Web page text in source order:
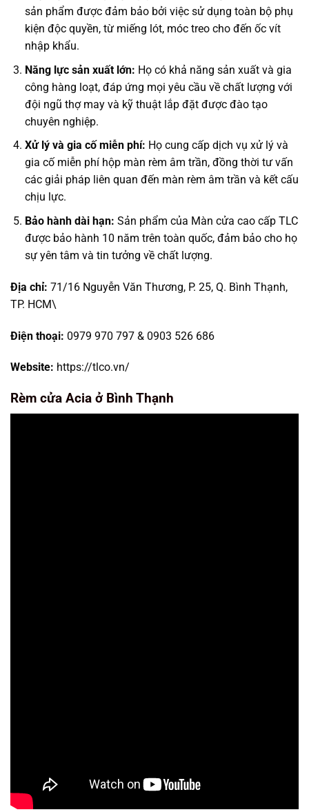
sản phẩm được đảm bảo bởi việc sử dụng toàn bộ phụ
kiện độc quyền, từ miếng lót, móc treo cho đến ốc vít
nhập khẩu.
Năng lực sản xuất lớn: Họ có khả năng sản xuất và gia
công hàng loạt, đáp ứng mọi yêu cầu về chất lượng với
đội ngũ thợ may và kỹ thuật lắp đặt được đào tạo
chuyên nghiệp.
Xử lý và gia cố miễn phí: Họ cung cấp dịch vụ xử lý và
gia cố miễn phí hộp màn rèm âm trần, đồng thời tư vấn
các giải pháp liên quan đến màn rèm âm trần và kết cấu
chịu lực.
Bảo hành dài hạn: Sản phẩm của Màn cửa cao cấp TLC
được bảo hành 10 năm trên toàn quốc, đảm bảo cho họ
sự yên tâm và tin tưởng về chất lượng.
Địa chỉ: 71/16 Nguyễn Văn Thương, P. 25, Q. Bình Thạnh,
TP. HCM\
Điện thoại: 0979 970 797 & 0903 526 686
Website: https://tlco.vn/
Rèm cửa Acia ở Bình Thạnh